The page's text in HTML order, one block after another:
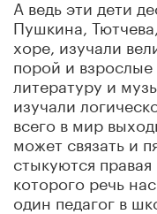
А ведь эти дети
Пушкина,
хоре, изучали
порой и
литературу и
изучали
всего в мир
может связать и
стыкуются
которого речь
один педагог в